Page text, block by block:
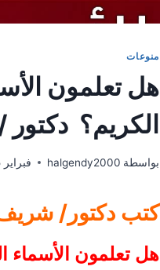
منوعات
هل تعلمون
الكريم؟
بواسطة halgendy2000 فبراير 15, 2026
كتب دكتور/
هل تعلمون الأسماء